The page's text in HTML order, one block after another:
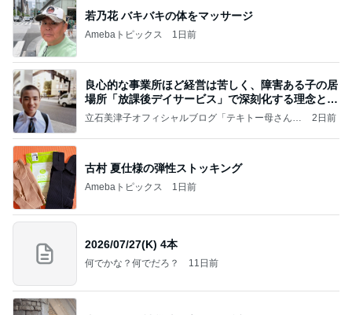
若乃花 バキバキの体をマッサージ
Amebaトピックス 1日前
良心的な事業所ほど経営は苦しく、障害ある子の居
場所「放課後デイサービス」で深刻化する理念と現
実の
立石美津子オフィシャルブログ「テキトー母さんの
2日前
古村 夏仕様の弾性ストッキング
Amebaトピックス 1日前
2026/07/27(K) 4本
何でかな？何でだろ？ 11日前